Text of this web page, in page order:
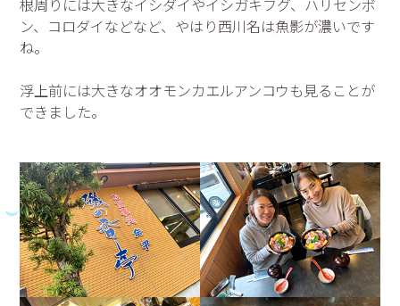
根周りには大きなイシダイやイシガキフグ、ハリセンボ
ン、コロダイなどなど、やはり西川名は魚影が濃いです
ね。
浮上前には大きなオオモンカエルアンコウも見ることが
できました。